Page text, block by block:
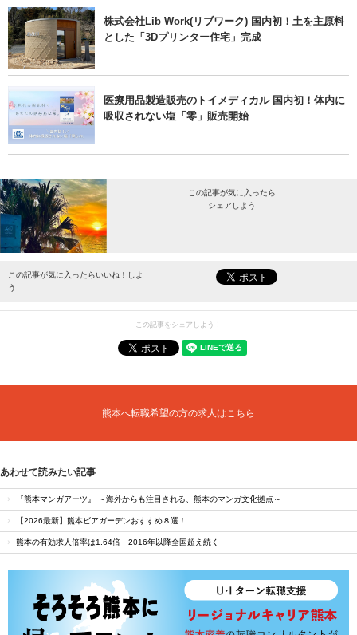
株式会社Lib Work(リブワーク) 国内初！土を主原料
とした「3Dプリンター住宅」完成
医療用品製造販売のトイメディカル 国内初！体内に
吸収されない塩「零」販売開始
この記事が気に入ったら
シェアしよう
最新情報をお届けします。
この記事が気に入ったらいいね！しよ
う
この記事をシェアしよう！
熊本へ転職希望の方の求人はこちら
あわせて読みたい記事
『熊本マンガアーツ』 ～海外からも注目される、熊本のマンガ文化拠点～
【2026最新】熊本ビアガーデンおすすめ８選！
熊本の有効求人倍率は1.64倍 2016年以降全国超え続く